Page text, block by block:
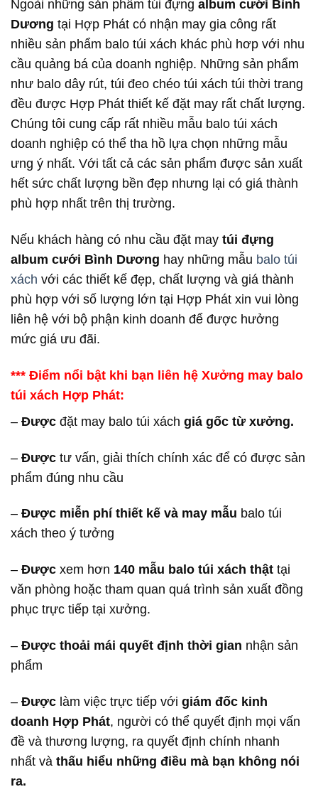
Ngoài những sản phẩm túi đựng album cưới Bình
Dương tại Hợp Phát có nhận may gia công rất
nhiều sản phẩm balo túi xách khác phù hơp với nhu
cầu quảng bá của doanh nghiệp. Những sản phẩm
như balo dây rút, túi đeo chéo túi xách túi thời trang
đều được Hợp Phát thiết kế đặt may rất chất lượng.
Chúng tôi cung cấp rất nhiều mẫu balo túi xách
doanh nghiệp có thể tha hồ lựa chọn những mẫu
ưng ý nhất. Với tất cả các sản phẩm được sản xuất
hết sức chất lượng bền đẹp nhưng lại có giá thành
phù hợp nhất trên thị trường.
Nếu khách hàng có nhu cầu đặt may túi đựng
album cưới Bình Dương hay những mẫu balo túi
xách với các thiết kế đẹp, chất lượng và giá thành
phù hợp với số lượng lớn tại Hợp Phát xin vui lòng
liên hệ với bộ phận kinh doanh để được hưởng
mức giá ưu đãi.
*** Điểm nổi bật khi bạn liên hệ Xưởng may balo
túi xách Hợp Phát:
– Được đặt may balo túi xách giá gốc từ xưởng.
– Được tư vấn, giải thích chính xác để có được sản
phẩm đúng nhu cầu
– Được miễn phí thiết kế và may mẫu balo túi
xách theo ý tưởng
– Được xem hơn 140 mẫu balo túi xách thật tại
văn phòng hoặc tham quan quá trình sản xuất đồng
phục trực tiếp tại xưởng.
– Được thoải mái quyết định thời gian nhận sản
phẩm
– Được làm việc trực tiếp với giám đốc kinh
doanh Hợp Phát, người có thể quyết định mọi vấn
đề và thương lượng, ra quyết định chính nhanh
nhất và thấu hiểu những điều mà bạn không nói
ra.